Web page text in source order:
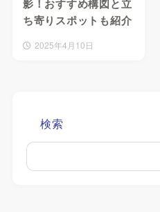
影！おすすめ構図と立
ち寄りスポットも紹介
2025年4月10日
検索